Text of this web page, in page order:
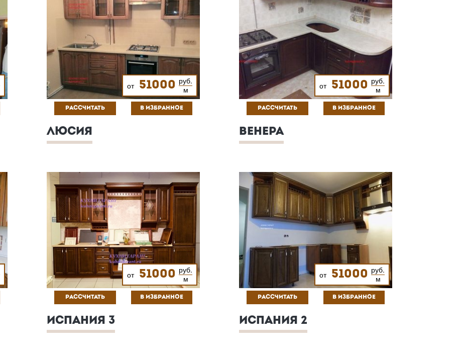
от 51000 руб.
м
РАССЧИТАТЬ В ИЗБРАННОЕ
ЛЮСИЯ
от 51000 руб.
м
РАССЧИТАТЬ В ИЗБРАННОЕ
ВЕНЕРА
от 51000 руб.
м
РАССЧИТАТЬ В ИЗБРАННОЕ
ИСПАНИЯ 3
от 51000 руб.
м
РАССЧИТАТЬ В ИЗБРАННОЕ
ИСПАНИЯ 2